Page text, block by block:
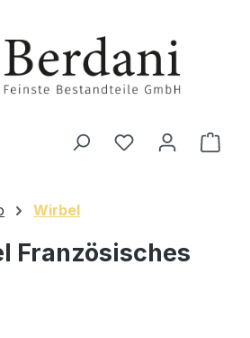
Wirbel
Französisches